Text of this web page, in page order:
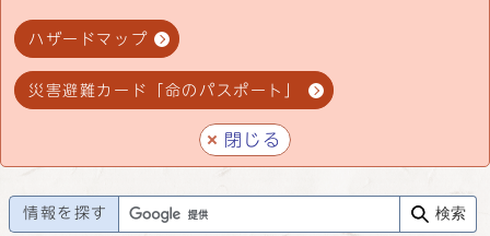
ハザードマップ
災害避難カード「命のパスポート」
閉じる
情報を探す 検索